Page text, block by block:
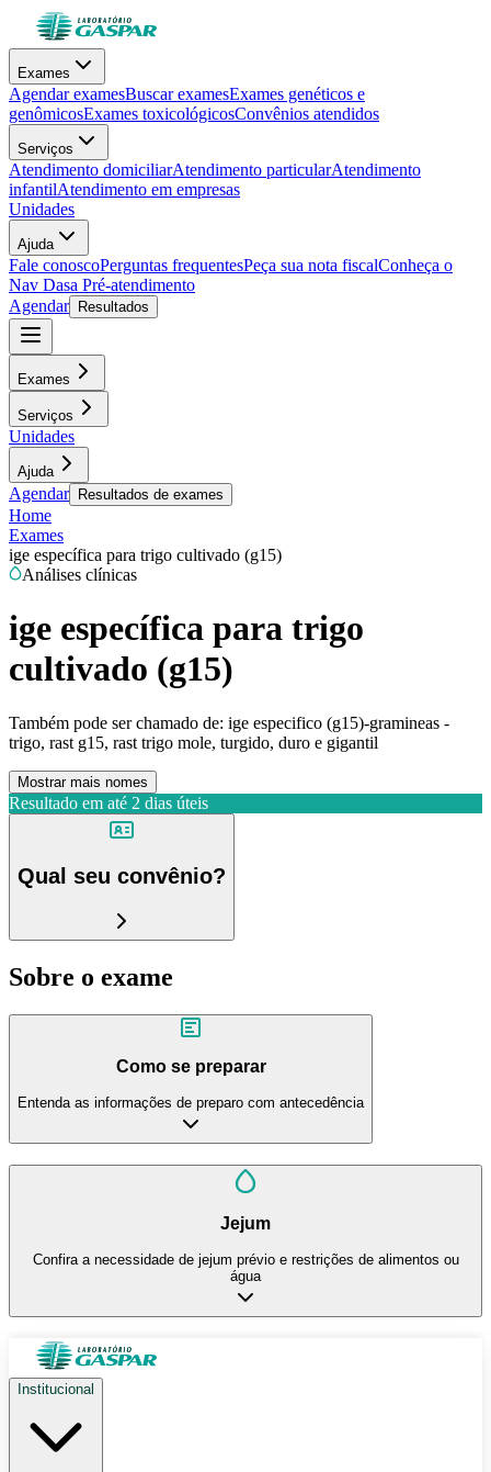
Exames
Agendar examesBuscar examesExames genéticos e
genômicosExames toxicológicosConvênios atendidos
Serviços
Atendimento domiciliarAtendimento particularAtendimento
infantilAtendimento em empresas
Unidades
Ajuda
Fale conoscoPerguntas frequentesPeça sua nota fiscalConheça o
Nav Dasa Pré-atendimento
Agendar
Resultados
Exames
Serviços
Unidades
Ajuda
Agendar Resultados de exames
Home
Exames
ige específica para trigo cultivado (g15)
Análises clínicas
ige específica para trigo
cultivado (g15)
Também pode ser chamado de: ige especifico (g15)-gramineas -
trigo, rast g15, rast trigo mole, turgido, duro e gigantil
Mostrar mais nomes
Resultado em até 2 dias úteis
Qual seu convênio?
Sobre o exame
Como se preparar
Entenda as informações de preparo com antecedência
Jejum
Confira a necessidade de jejum prévio e restrições de alimentos ou
água
Institucional